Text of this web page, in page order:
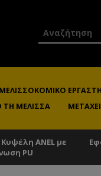
ΜΈΛΙΣΣΑ
ANEL με
PU